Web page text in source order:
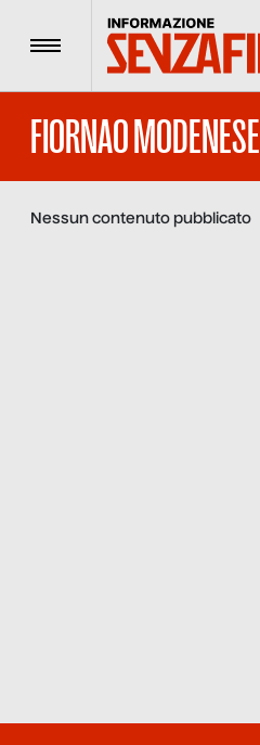
Menu
FIORNAO MODENESE
Nessun contenuto pubblicato